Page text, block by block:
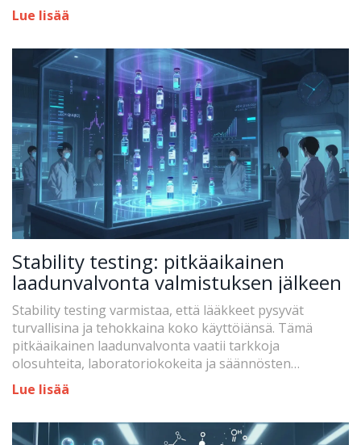
Lue lisää
Stability testing: pitkäaikainen
laadunvalvonta valmistuksen jälkeen
Stability testing varmistaa, että lääkkeet pysyvät
turvallisina ja tehokkaina koko käyttöiänsä. Tämä
pitkäaikainen laadunvalvonta vaatii tarkkoja
olosuhteita, laboratoriokokeita ja säännösten
noudattamista - ja se estää vaarallisia lääkepalautuksia.
Lue lisää